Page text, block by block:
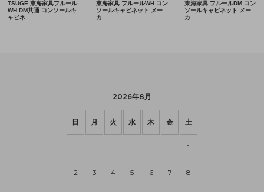
2026年8月
日 月 火 水 木 金 土
1
2 3 4 5 6 7 8